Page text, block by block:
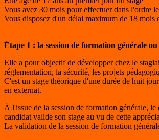
Vous avez 30 mois pour effectuer dans l'ordre
Vous disposez d'un délai maximum de 18 mois
Étape 1 : la session de formation générale ou
Elle a pour objectif de développer chez le
réglementation, la sécurité, les projets
C'est un stage théorique d'une durée de huit
en externat.
À l'issue de la session de formation générale,
candidat valide son stage au vu de cette
La validation de la session de formation